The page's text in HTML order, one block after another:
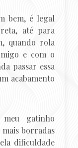
bem, é legal
até para
quando rola
e com o
passar essa
acabamento
gatinho
borradas
dificuldade